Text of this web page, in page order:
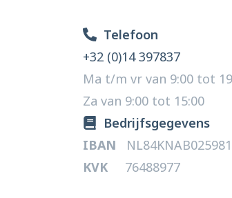
Telefoon
+32 (0)14 397837
Ma t/m vr van 9:00 tot
Za van 9:00 tot 15:00
Bedrijfsgegevens
IBAN
KVK 76488977